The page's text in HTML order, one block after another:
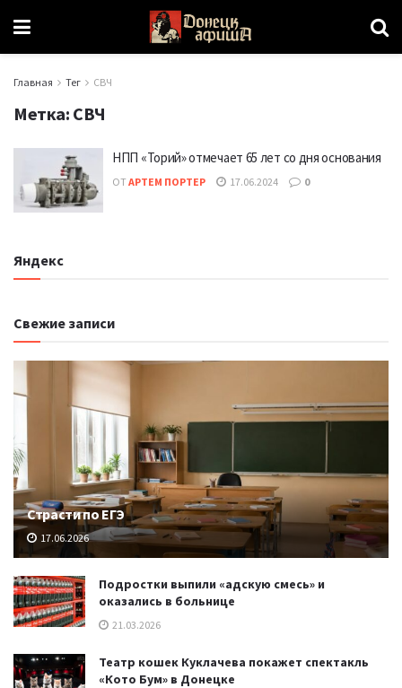
Главная Тег СВЧ
Метка: СВЧ
НПП «Торий» отмечает 65 лет со дня основания
ОТ АРТЕМ ПОРТЕР 17.06.2024 0
Яндекс
Свежие записи
Страсти по ЕГЭ
17.06.2026
Подростки выпили «адскую смесь» и
оказались в больнице
21.03.2026
Театр кошек Куклачева покажет спектакль
«Кото Бум» в Донецке